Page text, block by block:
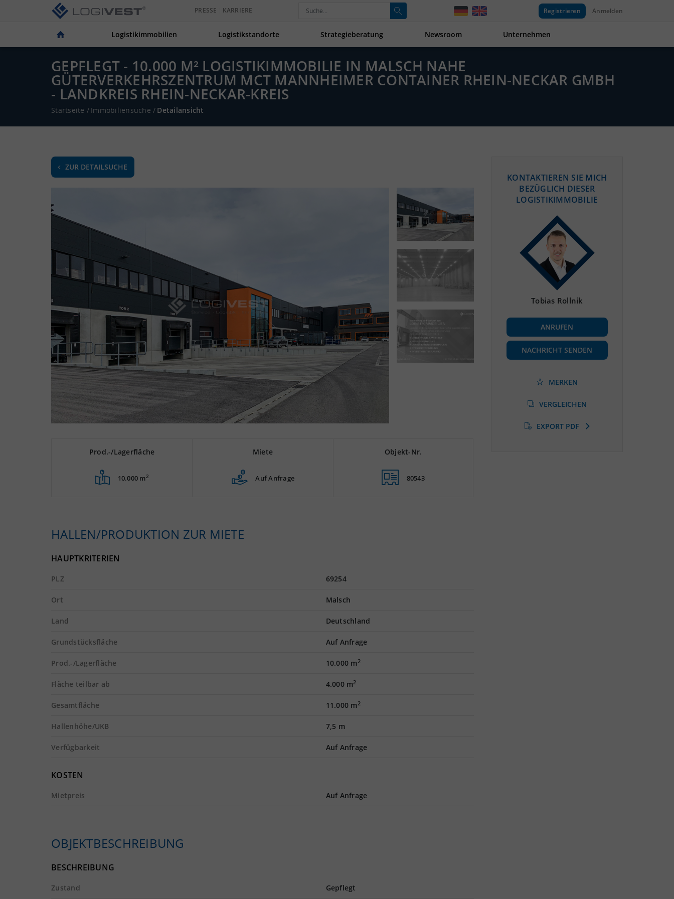
PRESSE KARRIERE Registrieren Anmelden
Logistikimmobilien Logistikstandorte Strategieberatung Newsroom Unternehmen
GEPFLEGT - 10.000 M² LOGISTIKIMMOBILIE IN MALSCH NAHE
GÜTERVERKEHRSZENTRUM MCT MANNHEIMER CONTAINER RHEIN-NECKAR GMBH
- LANDKREIS RHEIN-NECKAR-KREIS
Startseite / Immobiliensuche / Detailansicht
ZUR DETAILSUCHE
Prod.-/Lagerfläche
10.000 m2
Miete
Auf Anfrage
Objekt-Nr.
80543
HALLEN/PRODUKTION ZUR MIETE
HAUPTKRITERIEN
PLZ 69254
Ort Malsch
Land Deutschland
Grundstücksfläche Auf Anfrage
Prod.-/Lagerfläche 10.000 m2
Fläche teilbar ab 4.000 m2
Gesamtfläche 11.000 m2
Hallenhöhe/UKB 7,5 m
Verfügbarkeit Auf Anfrage
KOSTEN
Mietpreis Auf Anfrage
OBJEKTBESCHREIBUNG
BESCHREIBUNG
Zustand Gepflegt
KONTAKTIEREN SIE MICH
BEZÜGLICH DIESER
LOGISTIKIMMOBILIE
Tobias Rollnik
ANRUFEN
NACHRICHT SENDEN
MERKEN
VERGLEICHEN
EXPORT PDF